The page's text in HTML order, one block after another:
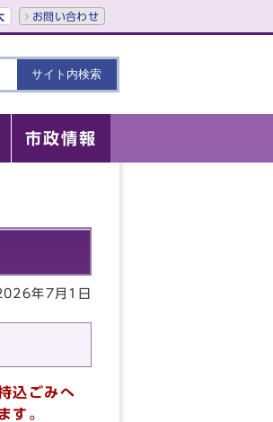
お問い合わせ
市政情報
年7月1日
込ごみへ
す。